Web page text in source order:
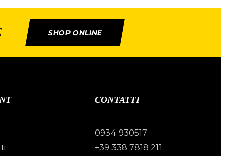
SHOP ONLINE
CONTATTI
0934 930517
+39 338 7818 211